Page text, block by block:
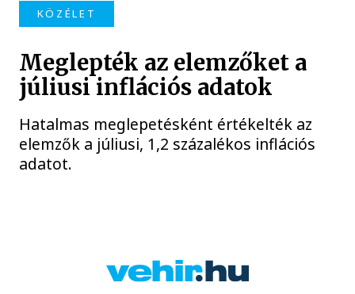
KÖZÉLET
Meglepték az elemzőket a
júliusi inflációs adatok
Hatalmas meglepetésként értékelték az
elemzők a júliusi, 1,2 százalékos inflációs
adatot.